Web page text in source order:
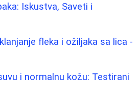
Iskustva, Saveti i
fleka i ožiljaka sa lica -
i normalnu kožu: Testirani